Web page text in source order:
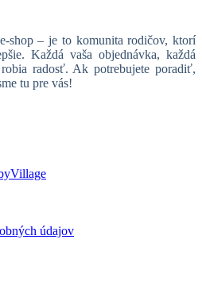
shop – je to komunita rodičov, ktorí
Každá vaša objednávka, každá
radosť. Ak potrebujete poradiť,
tu pre vás!
údajov